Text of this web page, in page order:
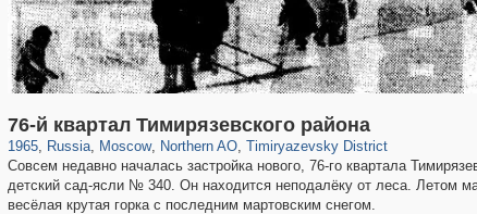
76-й квартал Тимирязевского района
1965, Russia
1,406,258 29,243
, Moscow
319,780 8,286
, Northern AO
22,533 598
, Timiryazevsky District
2,961 136
Совсем недавно началась застройка нового, 76-го квартала
детский сад-ясли № 340. Он находится неподалёку от леса. Летом
весёлая крутая горка с последним мартовским снегом.